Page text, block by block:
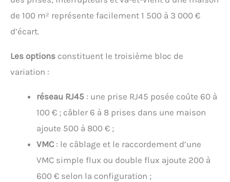
de 100 m² représente facilement 1 500 à 3 000 €
d’écart.
Les options constituent le troisième bloc de
variation :
réseau RJ45 : une prise RJ45 posée coûte 60 à
100 € ; câbler 6 à 8 prises dans une maison
ajoute 500 à 800 € ;
VMC: le câblage et le raccordement d’une
VMC simple flux ou double flux ajoute 200 à
600 € selon la configuration ;